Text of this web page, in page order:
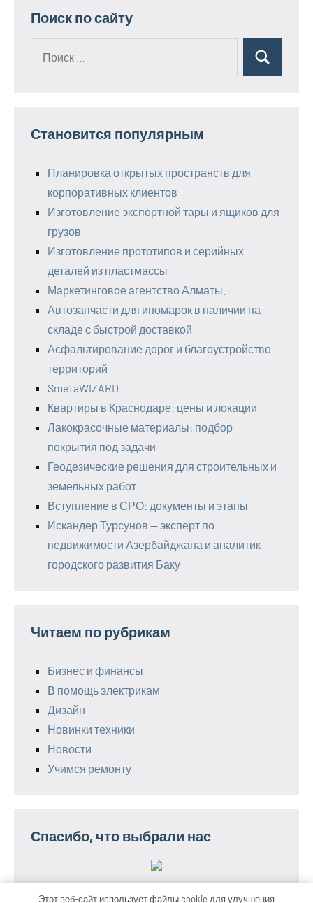
Поиск по сайту
Поиск
Становится популярным
Планировка открытых пространств для
корпоративных клиентов
Изготовление экспортной тары и ящиков для
грузов
Изготовление прототипов и серийных
деталей из пластмассы
Маркетинговое агентство Алматы.
Автозапчасти для иномарок в наличии на
складе с быстрой доставкой
Асфальтирование дорог и благоустройство
территорий
SmetaWIZARD
Квартиры в Краснодаре: цены и локации
Лакокрасочные материалы: подбор
покрытия под задачи
Геодезические решения для строительных и
земельных работ
Вступление в СРО: документы и этапы
Искандер Турсунов — эксперт по
недвижимости Азербайджана и аналитик
городского развития Баку
Читаем по рубрикам
Бизнес и финансы
В помощь электрикам
Дизайн
Новинки техники
Новости
Учимся ремонту
Спасибо, что выбрали нас
Этот веб-сайт использует файлы cookie для улучшения